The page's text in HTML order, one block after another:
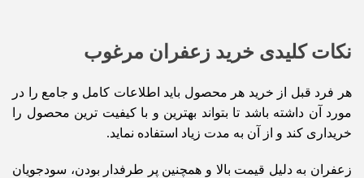
نکات کلیدی خرید زعفران مرغوب
هر فرد قبل از خرید هر محصول باید اطلاعات کامل و جامع را در
مورد آن داشته باشد تا بتواند بهترین و با کیفیت ترین محصول را
خریداری کند و از آن به مدت زیاد استفاده نماید.
زعفران به دلیل قیمت بالا و همچنین پر طرفدار بودن، سودجویان